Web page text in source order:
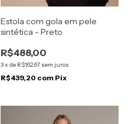
Estola com gola em pele
sintética - Preto
R$488,00
3x de R$162,67 sem juros
R$439,20 com Pix